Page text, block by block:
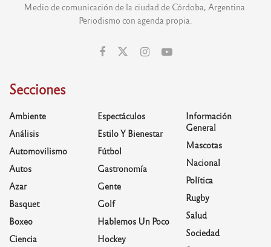
Medio de comunicación de la ciudad de Córdoba, Argentina.
Periodismo con agenda propia.
Secciones
Ambiente
Análisis
Automovilismo
Autos
Azar
Basquet
Boxeo
Ciencia
Espectáculos
Estilo Y Bienestar
Fútbol
Gastronomía
Gente
Golf
Hablemos Un Poco
Hockey
Información
General
Mascotas
Nacional
Política
Rugby
Salud
Sociedad